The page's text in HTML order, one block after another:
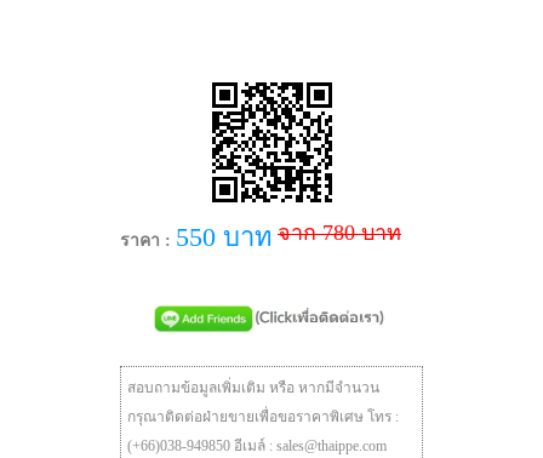
ราคา : 550 บาท จาก 780 บาท
สอบถามข้อมูลเพิ่มเติม หรือ หากมีจำนวน
กรุณาติดต่อฝ่ายขายเพื่อขอราคาพิเศษ โทร :
(+66)038-949850 อีเมล์ : sales@thaippe.com